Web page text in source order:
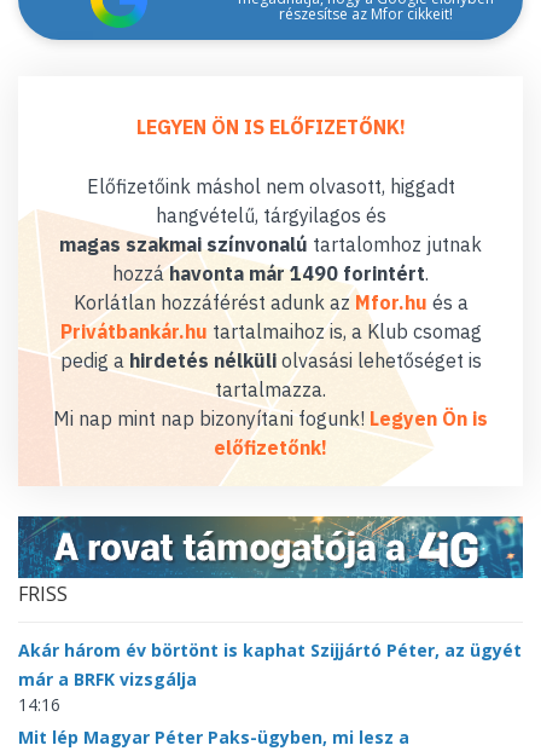
részesítse az Mfor cikkeit!
LEGYEN ÖN IS ELŐFIZETŐNK!
Előfizetőink máshol nem olvasott, higgadt
hangvételű, tárgyilagos és
magas szakmai színvonalú tartalomhoz jutnak
hozzáhavonta már 1490 forintért.
Korlátlan hozzáférést adunk az Mfor.hu és a
Privátbankár.hu tartalmaihoz is, a Klub csomag
pedig a hirdetés nélküliolvasási lehetőséget is
tartalmazza.
Mi nap mint nap bizonyítani fogunk! Legyen Ön is
előfizetőnk!
FRISS
Akár három év börtönt is kaphat Szijjártó Péter, az ügyét
már a BRFK vizsgálja
14:16
Mit lép Magyar Péter Paks-ügyben, mi lesz a